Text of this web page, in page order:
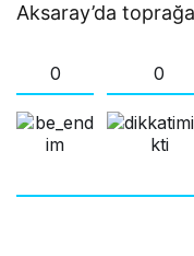
Aksaray’da
0 0